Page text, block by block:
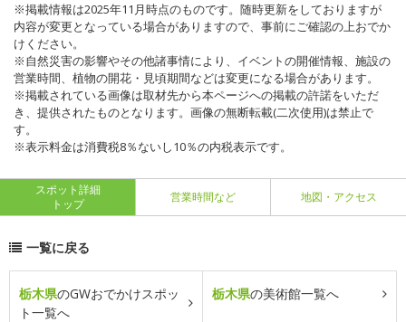
※掲載情報は2025年11月時点のものです。随時更新をしておりますが
内容が変更となっている場合がありますので、事前にご確認の上おでか
けください。
※自然災害の影響やその他諸事情により、イベントの開催情報、施設の
営業時間、植物の開花・見頃期間などは変更になる場合があります。
※掲載されている画像は取材先から本ページへの掲載の許諾をいただ
き、提供されたものとなります。画像の無断転載(二次使用)は禁止で
す。
※表示料金は消費税8％ないし10％の内税表示です。
スポット詳細
トップ
営業時間など 地図・アクセス
一覧に戻る
栃木県のGWおでかけスポッ
ト一覧へ
栃木県の美術館一覧へ